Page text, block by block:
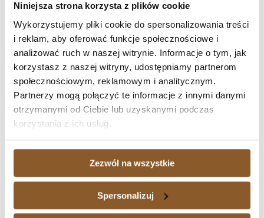
Niniejsza strona korzysta z plików cookie
Wykorzystujemy pliki cookie do spersonalizowania treści
i reklam, aby oferować funkcje społecznościowe i
analizować ruch w naszej witrynie. Informacje o tym, jak
korzystasz z naszej witryny, udostępniamy partnerom
społecznościowym, reklamowym i analitycznym.
Partnerzy mogą połączyć te informacje z innymi danymi
otrzymanymi od Ciebie lub uzyskanymi podczas
korzystania z ich usług.
Zezwól na wszystkie
Spersonalizuj
Wyliczenie skutków braku możliwości pobierania odsetek przez
bank.
Kwota wypłaconego kredytu (PLN)
Podaj kapitał wypłacony przez bank. Marża banku (% do WIBOR 3M)
Podaj tylko marżę z umowy. Prowizje /
opłaty pozaodsetkowe (PLN)
Podaj
łączną kwotę kosztów pozaodsetkowych (np. prowizja, opłaty
przygotowawcze). Wpisz 0, jeśli nie dotyczy. Start spłaty (miesiąc)
Okres kredytu
(miesiące)
Łączny okres z umowy.
Karencja (miesiące – tylko odsetki)
Jeśli na początku spłacałeś tylko odsetki — wpisz liczbę miesięcy. Raty
System rat zgodny z umową. Stan na miesiąc
Na ten miesiąc pokażemy saldo i
podsumowanie.
Nadpłaty (PLN) – opcjonalnie
Jeśli w trakcie trwania kredytu wpłaciłeś dodatkowe środki